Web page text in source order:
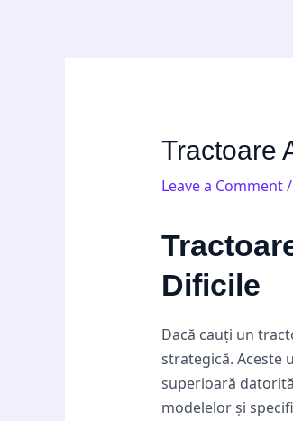
Tractoare
Leave a Comment/
Dificile
Dacă cauți un
strategică. Aceste
superioară
modelelor și